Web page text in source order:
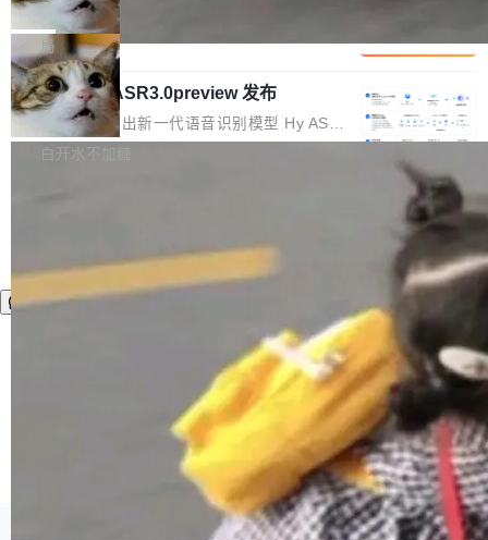
代码检索手段（如关键词匹配、目录遍历）仅能
在语法层面完成文本定位，难以触及代码的语义
内涵与结构关联，导致开发者使用代码智能体在
理解大规模代码仓时面临显著"代码仓理解"瓶
颈。 代码仓深度理解服务（以下简称" CodeBas
e深度理解服务"）是华为云码道（CodeA...
短剧部门，有互联网大厂背景。在公司内部架构
调整期间，部门三次通知全员将数据从A集群迁
移到B集群，王某都回复了"收到"。 他没有迁移
数据。2024年9月3日下午4点，他使用此前登录
的账号密码进入A集群，输入了一条被程序员圈
称为"删库跑路"的命令——最高管理员权限、无
che 量化 + 权重压缩，吞吐量提升 4
1%，成本降 30%
Kimi 和 GLM 是当前最强的大模型系列之一，但
它们有一个共同的问题：太吃显存了。月之暗面
的 Kimi K 系列和智谱的 GLM 都是长上下文、M
oE 架构的大模型，好用到让人上瘾，但 GPU 显
存永远不够用。 Cloudflare 的 Workers AI 团队
一直在跑这些模型的推理。他们在官方博客上发
整性保护。效果是：吞吐量提升 41%，每 token
成本降低 30%，精度不变。 FP8 省的不仅是显
存 KV cache 是推理时最吃显...
局
腾讯混元 Hy ASR3.0preview 发布
腾讯混元正式推出新一代语音识别模型 Hy ASR
3.0preview。基于最新一代大语言模型 Hy3 的
让语音识别不再只是听清，而是真正听懂。通过
先理解你的语境和意图，再把准确的文字直接给
到你。从“逐字转写、单点优化”演进为“理解语
境、兼容场景、一键直出”。 Hy ASR 3.0 previe
w 不要求标准普通话，方言识别覆盖粤语、吴语
等 10 大方言片区和 20 余个二级小片区。在开
源评测集中，Hy ASR 3.0 preview 在多语种的
白开水不加糖
©OSCHINA(OSChina.NET) 京ICP备2025119063号